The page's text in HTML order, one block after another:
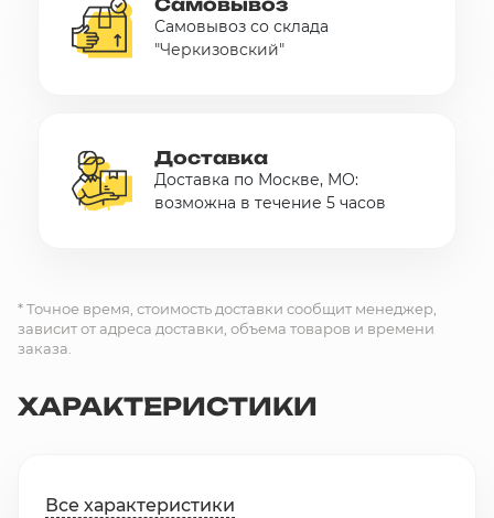
Самовывоз
Самовывоз со склада
"Черкизовский"
Доставка
Доставка по Москве, МО:
возможна в течение 5 часов
* Точное время, стоимость доставки сообщит менеджер,
зависит от адреса доставки, объема товаров и времени
заказа.
ХАРАКТЕРИСТИКИ
Все характеристики